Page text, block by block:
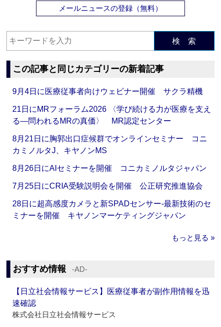
メールニュースの登録（無料）
検 索
この記事と同じカテゴリーの新着記事
9月4日に医療従事者向けウェビナー開催 サクラ精機
21日にMRフォーラム2026 〈学び続ける力が医療を支え
る―問われるMRの真価〉 MR認定センター
8月21日に胸郭出口症候群でオンラインセミナー コニ
カミノルタJ、キヤノンMS
8月26日にAIセミナーを開催 コニカミノルタジャパン
7月25日にCRIA受験説明会を開催 公正研究推進協会
28日に超高感度カメラと新SPADセンサー‐最新技術のセ
ミナーを開催 キヤノンマーケティングジャパン
もっと見る »
おすすめ情報 ‐AD‐
【日立社会情報サービス】医療従事者が副作用情報を迅
速確認
株式会社日立社会情報サービス